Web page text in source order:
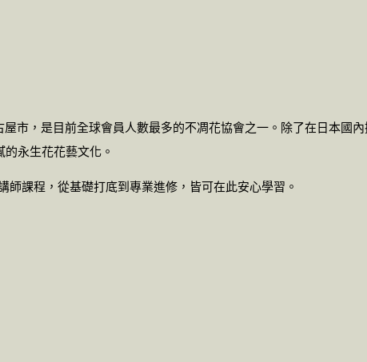
市，是目前全球會員人數最多的不凋花協會之一。除了在日本國
永生花花藝文化。
師課程，從基礎打底到專業進修，皆可在此安心學習。